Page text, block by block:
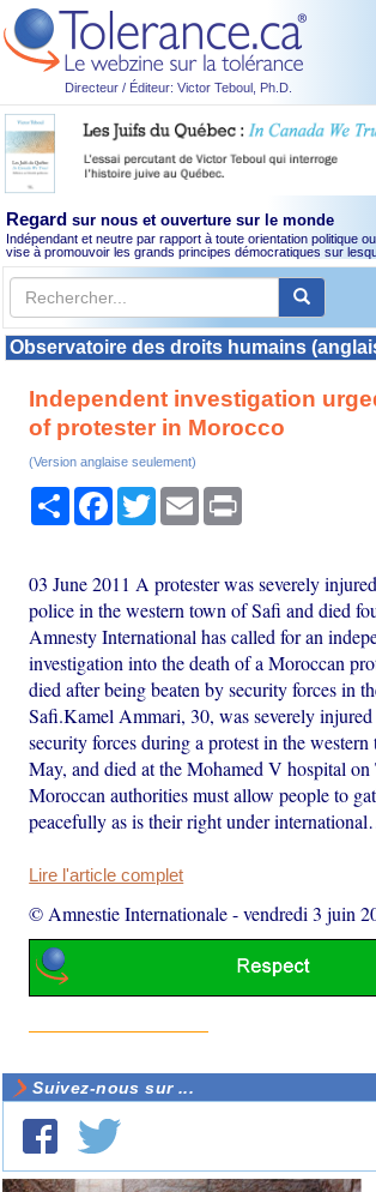
Directeur / Éditeur: Victor Teboul, Ph.D.
Regard sur nous et ouverture sur le monde
Indépendant et neutre par rapport à toute orientation politique
vise à promouvoir les grands principes démocratiques sur
Observatoire des droits humains
Independent investigation
of protester in Morocco
(Version anglaise seulement)
PartagerFacebook
TwitterEmail
03 June 2011 A protester was severely
police in the western town of Safi and died
Amnesty International has called for an
investigation into the death of a Moroccan
died after being beaten by security forces in
Safi.Kamel Ammari, 30, was severely
security forces during a protest in the
May, and died at the Mohamed V hospital
Moroccan authorities must allow people to
peacefully as is their right under
Lire l'article complet
© Amnestie Internationale-vendredi 3 juin
Suivez-nous sur ...